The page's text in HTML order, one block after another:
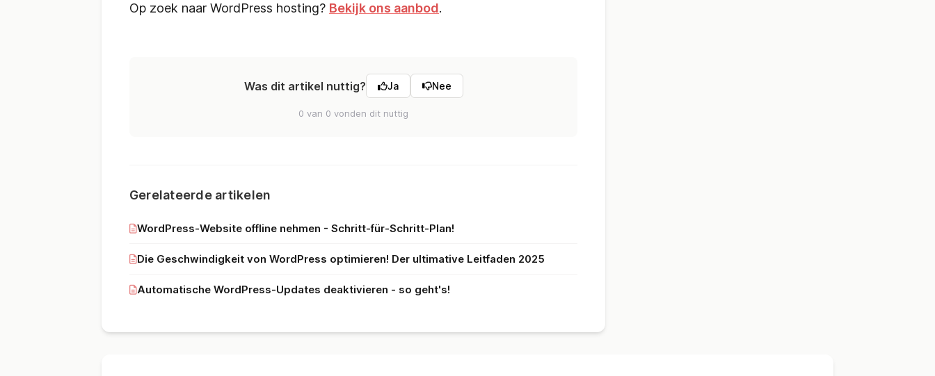
Op zoek naar WordPress hosting? Bekijk ons aanbod.
Was dit artikel nuttig? Ja Nee
0 van 0 vonden dit nuttig
Gerelateerde artikelen
WordPress-Website offline nehmen - Schritt-für-Schritt-Plan!
Die Geschwindigkeit von WordPress optimieren! Der ultimative Leitfaden 2025
Automatische WordPress-Updates deaktivieren - so geht's!